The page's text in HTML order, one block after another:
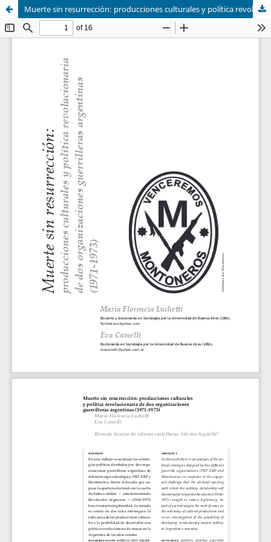
Muerte sin resurrección: producciones culturales y política revolucionaria de dos organizaciones guerrilleras argentinas (1971-1973)